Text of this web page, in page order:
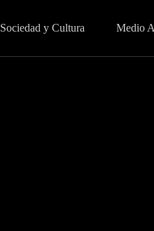
Sociedad y Cultura Medio